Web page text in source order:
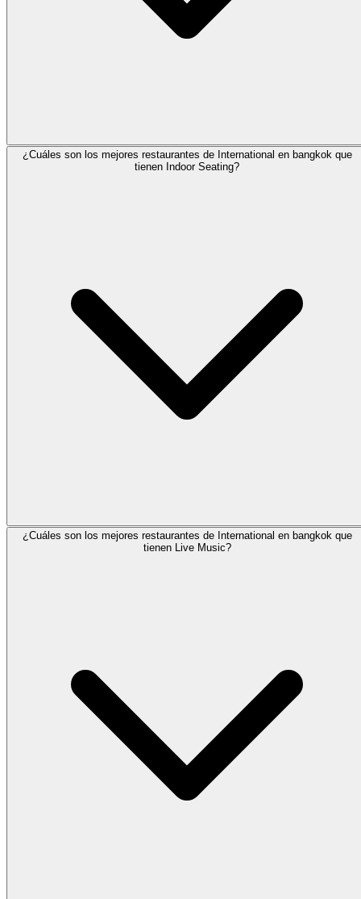
¿Cuáles son los mejores restaurantes de International en bangkok que
tienen Indoor Seating?
¿Cuáles son los mejores restaurantes de International en bangkok que
tienen Live Music?